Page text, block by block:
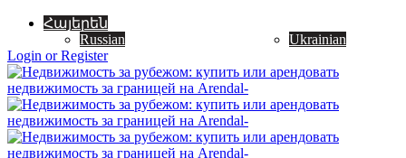
Հայերեն
Russian
Ukrainian
Login or Register